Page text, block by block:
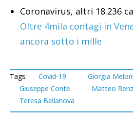
Coronavirus, altri 18.236
Oltre 4mila contagi in
ancora sotto i mille
Tags: Covid-19
Giorgia Meloni
Giuseppe Conte
Matteo
Teresa Bellanova